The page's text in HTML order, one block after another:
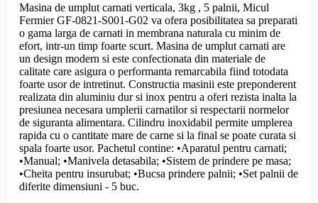
Masina de umplut carnati verticala, 3kg , 5 palnii, Micul
Fermier GF-0821-S001-G02 va ofera posibilitatea sa preparati
o gama larga de carnati in membrana naturala cu minim de
efort, intr-un timp foarte scurt. Masina de umplut carnati are
un design modern si este confectionata din materiale de
calitate care asigura o performanta remarcabila fiind totodata
foarte usor de intretinut. Constructia masinii este preponderent
realizata din aluminiu dur si inox pentru a oferi rezista inalta la
presiunea necesara umplerii carnatilor si respectarii normelor
de siguranta alimentara. Cilindru inoxidabil permite umplerea
rapida cu o cantitate mare de carne si la final se poate curata si
spala foarte usor. Pachetul contine: •Aparatul pentru carnati;
•Manual; •Manivela detasabila; •Sistem de prindere pe masa;
•Cheita pentru insurubat; •Bucsa prindere palnii; •Set palnii de
diferite dimensiuni - 5 buc.